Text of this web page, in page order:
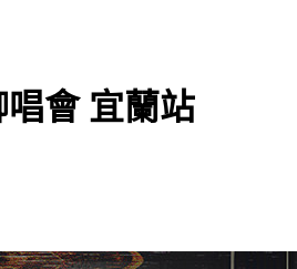
會 宜蘭站